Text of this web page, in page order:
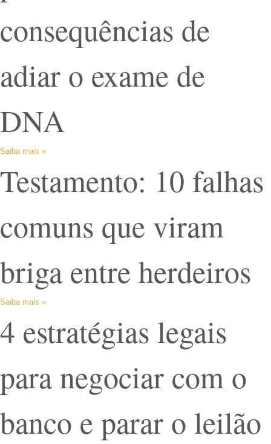
consequências de
adiar o exame de
DNA
Saiba mais »
Testamento: 10 falhas
comuns que viram
briga entre herdeiros
Saiba mais »
4 estratégias legais
para negociar com o
banco e parar o leilão